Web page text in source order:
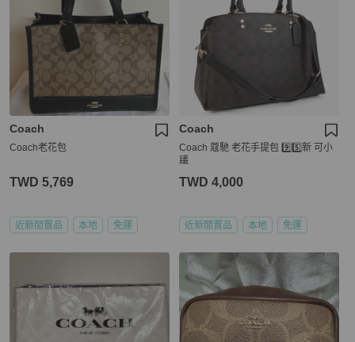
Coach
Coach老花包
TWD 5,769
近新閒置品 本地 免運
Coach
Coach 蔻馳 老花手提包 9️⃣5️⃣新 可小
議
TWD 4,000
近新閒置品 本地 免運